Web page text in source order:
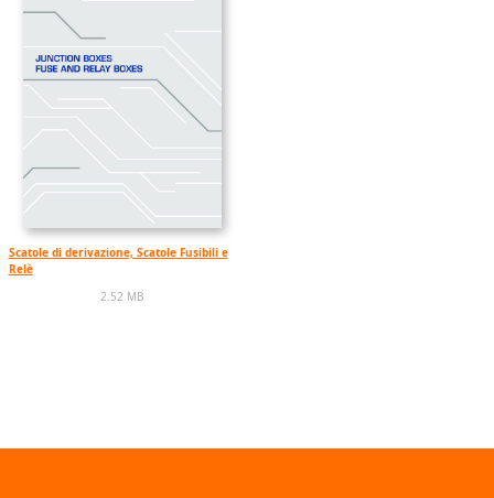
Scatole di derivazione, Scatole Fusibili e
Relè
2.52 MB